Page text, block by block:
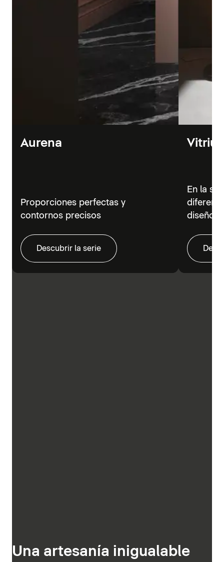
Aurena
Proporciones perfectas y
contornos precisos
Descubrir la serie
En la
diseño
Una artesanía inigualable